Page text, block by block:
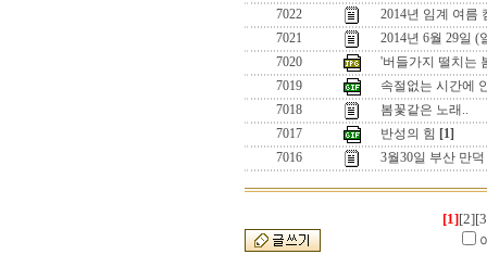
7022
2014년 임계 여름
7021
2014년 6월 29일
7020
'버들가지 떨치는
7019
속절없는 시간에
7018
봄꽃같은 노래..
7017
반성의 힘 [1]
7016
3월30일 부산 만
[1][2]